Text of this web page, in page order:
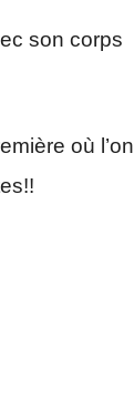
son corps
où l’on